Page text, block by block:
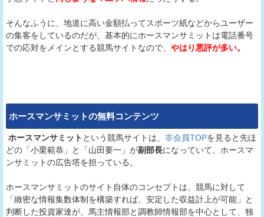
そんなふうに、地道に高い金額払ってスポーツ紙などからユーザー
の集客をしているのだが、基本的にホースマンサミットは電話番号
での応対をメインとする競馬サイトなので、 やはり悪評が多い。
ホースマンサミットの無料コンテンツ
ホースマンサミット という競馬サイトは、 非会員TOPを見ると先ほ
どの「小栗範恭」と「山田要一」が副部長になっていて、ホースマ
ンサミットの広告塔を担っている。
ホースマンサミットのサイト自体のコンセプトは、競馬に対して
「緻密な情報集数体制を構築すれば、安定した収益計上が可能」と
判断した投資家達が、馬主情報部と調教師情報部を中心として、独